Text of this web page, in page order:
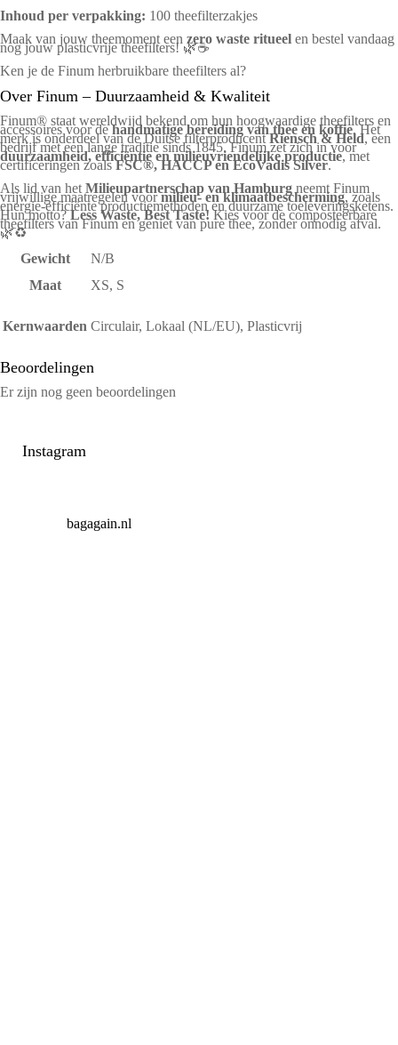
Inhoud per verpakking: 100 theefilterzakjes
Maak van jouw theemoment een zero waste ritueel en bestel vandaag
nog jouw plasticvrije theefilters! 🌿☕
Ken je de Finum herbruikbare theefilters al?
Over Finum – Duurzaamheid & Kwaliteit
Finum® staat wereldwijd bekend om hun hoogwaardige theefilters en
accessoires voor dehandmatige bereiding van thee en koffie. Het
merk is onderdeel van de Duitse filterproducentRiensch & Held, een
bedrijf met een lange traditie sinds 1845. Finum zet zich in voor
duurzaamheid, efficiëntie en milieuvriendelijke productie, met
certificeringen zoalsFSC®, HACCP en EcoVadis Silver.
Als lid van het Milieupartnerschap van Hamburg neemt Finum
vrijwillige maatregelen voormilieu- en klimaatbescherming, zoals
energie-efficiënte productiemethoden en duurzame toeleveringsketens.
Hun motto?Less Waste, Best Taste! Kies voor de composteerbare
theefilters van Finum en geniet van pure thee, zonder onnodig afval.
🌿♻️
Gewicht
N/B
Maat
XS, S
Kernwaarden Circulair, Lokaal (NL/EU), Plasticvrij
Beoordelingen
Er zijn nog geen beoordelingen
Instagram
bagagain.nl